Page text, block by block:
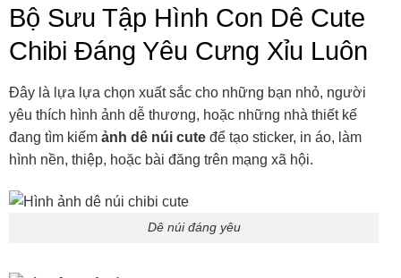
Bộ Sưu Tập Hình Con Dê Cute
Chibi Đáng Yêu Cưng Xỉu Luôn
Đây là lựa lựa chọn xuất sắc cho những bạn nhỏ, người
yêu thích hình ảnh dễ thương, hoặc những nhà thiết kế
đang tìm kiếm ảnh dê núi cute để tạo sticker, in áo, làm
hình nền, thiệp, hoặc bài đăng trên mạng xã hội.
Dê núi đáng yêu